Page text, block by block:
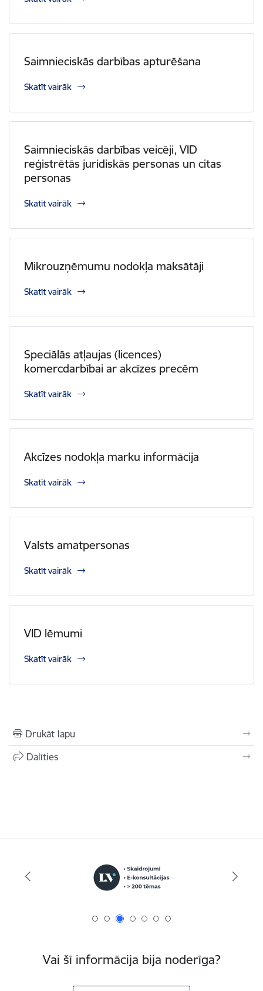
Saimnieciskās darbības apturēšana
Skatīt vairāk
Saimnieciskās darbības veicēji, VID
reģistrētās juridiskās personas un citas
personas
Skatīt vairāk
Mikrouzņēmumu nodokļa maksātāji
Skatīt vairāk
Speciālās atļaujas (licences)
komercdarbībai ar akcīzes precēm
Skatīt vairāk
Akcīzes nodokļa marku informācija
Skatīt vairāk
Valsts amatpersonas
Skatīt vairāk
VID lēmumi
Skatīt vairāk
Drukāt lapu
Dalīties
Vai šī informācija bija noderīga?